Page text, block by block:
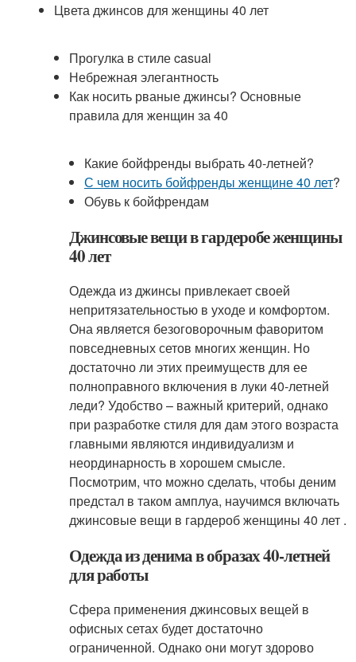
Цвета джинсов для женщины 40 лет
Прогулка в стиле casual
Небрежная элегантность
Как носить рваные джинсы? Основные
правила для женщин за 40
Какие бойфренды выбрать 40-летней?
С чем носить бойфренды женщине 40 лет?
Обувь к бойфрендам
Джинсовые вещи в гардеробе женщины
40 лет
Одежда из джинсы привлекает своей
непритязательностью в уходе и комфортом.
Она является безоговорочным фаворитом
повседневных сетов многих женщин. Но
достаточно ли этих преимуществ для ее
полноправного включения в луки 40-летней
леди? Удобство – важный критерий, однако
при разработке стиля для дам этого возраста
главными являются индивидуализм и
неординарность в хорошем смысле.
Посмотрим, что можно сделать, чтобы деним
предстал в таком амплуа, научимся включать
джинсовые вещи в гардероб женщины 40 лет .
Одежда из денима в образах 40-летней
для работы
Сфера применения джинсовых вещей в
офисных сетах будет достаточно
ограниченной. Однако они могут здорово